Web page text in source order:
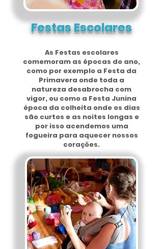
Festas Escolares
As Festas escolares
comemoram as épocas do ano,
como por exemplo a Festa da
Primavera onde toda a
natureza desabrocha com
vigor, ou como a Festa Junina
época da colheita onde os dias
são curtos e as noites longas e
por isso acendemos uma
fogueira para aquecer nossos
corações.